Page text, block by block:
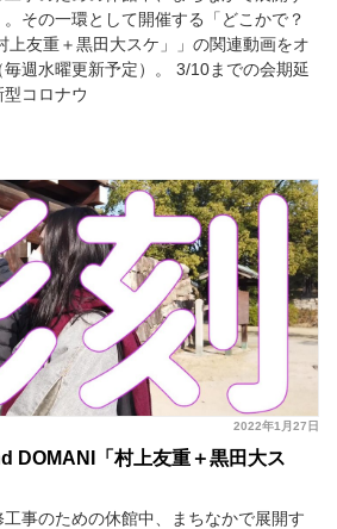
その一環として開催する「どこかで？
上友重＋黒田大スケ」」の関連動画をオ
週水曜更新予定）。 3/10までの会期延
コロナウ
2022年1月27日
DOMANI「村上友重＋黒田大ス
事のための休館中、まちなかで展開す